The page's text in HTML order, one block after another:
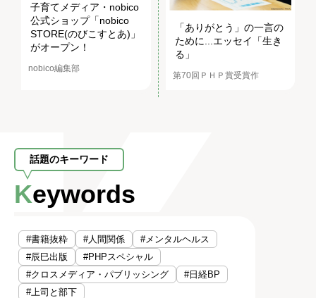
子育てメディア・nobico
公式ショップ「nobico
STORE(のびこすとあ)」
がオープン！
nobico編集部
「ありがとう」の一言の
ために...エッセイ「生き
る」
第70回ＰＨＰ賞受賞作
話題のキーワード
Keywords
#書籍抜粋 #人間関係
#メンタルヘルス
#辰巳出版
#PHPスペシャル
#クロスメディア・パブリッシング
#日経BP
#上司と部下